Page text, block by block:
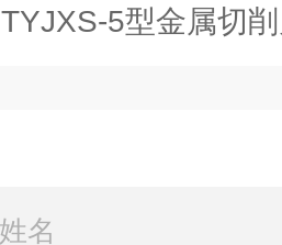
TYJXS-5型金属切削刀具陈列